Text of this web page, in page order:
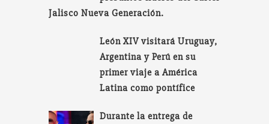
Jalisco Nueva Generación.
León XIV visitará Uruguay,
Argentina y Perú en su
primer viaje a América
Latina como pontífice
Durante la entrega de